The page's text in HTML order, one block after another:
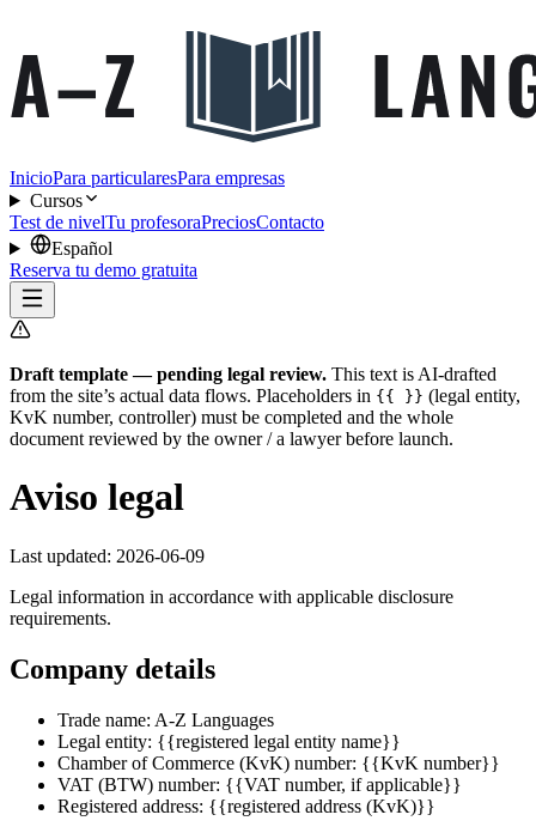
InicioPara particularesPara empresas
Cursos
Test de nivelTu profesoraPreciosContacto
Español
Reserva tu demo gratuita
Draft template — pending legal review. This text is AI-drafted
from the site’s actual data flows. Placeholders in {{ }} (legal entity,
KvK number, controller) must be completed and the whole
document reviewed by the owner / a lawyer before launch.
Aviso legal
Last updated: 2026-06-09
Legal information in accordance with applicable disclosure
requirements.
Company details
Trade name: A-Z Languages
Legal entity: {{registered legal entity name}}
Chamber of Commerce (KvK) number: {{KvK number}}
VAT (BTW) number: {{VAT number, if applicable}}
Registered address: {{registered address (KvK)}}